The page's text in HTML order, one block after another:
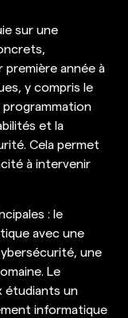
sur une
année à
y compris le
et la
Cela permet
à intervenir
: le
avec une
une
Le
étudiants un
informatique